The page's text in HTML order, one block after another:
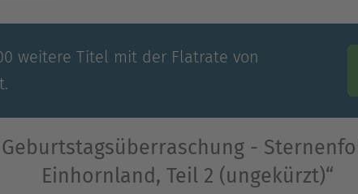
weitere Titel mit der Flatrate von
-
Einhornland, Teil 2 (ungekürzt)“